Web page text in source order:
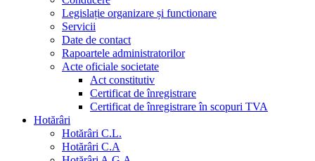
Legislație organizare și functionare
Servicii
Date de contact
Rapoartele administratorilor
Acte oficiale societate
Act constitutiv
Certificat de înregistrare
Certificat de înregistrare în scopuri TVA
Hotărâri
Hotărâri C.L.
Hotărâri C.A